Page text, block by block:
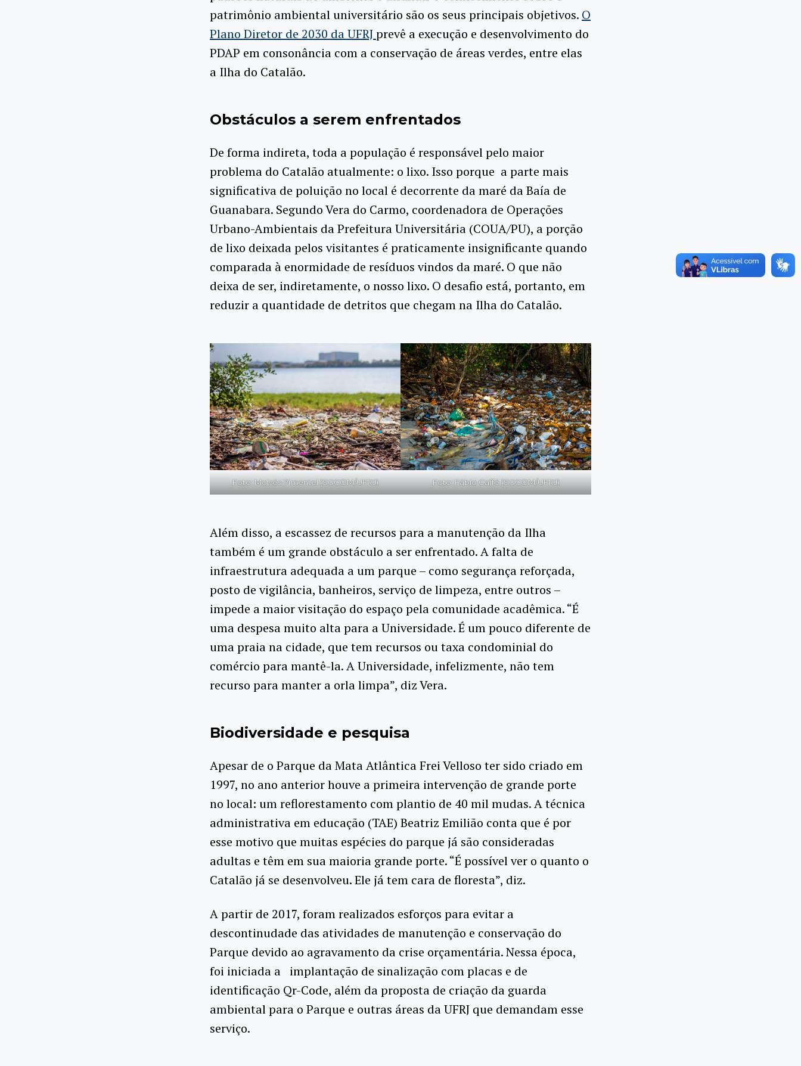
patrimônio ambiental universitário são os seus principais objetivos. O
Plano Diretor de 2030 da UFRJprevê a execução e desenvolvimento do
PDAP em consonância com a conservação de áreas verdes, entre elas
a Ilha do Catalão.
Obstáculos a serem enfrentados
De forma indireta, toda a população é responsável pelo maior
problema do Catalão atualmente: o lixo. Isso porque a parte mais
significativa de poluição no local é decorrente da maré da Baía de
Guanabara. Segundo Vera do Carmo, coordenadora de Operações
Urbano-Ambientais da Prefeitura Universitária (COUA/PU), a porção
de lixo deixada pelos visitantes é praticamente insignificante quando
comparada à enormidade de resíduos vindos da maré. O que não
deixa de ser, indiretamente, o nosso lixo. O desafio está, portanto, em
reduzir a quantidade de detritos que chegam na Ilha do Catalão.
Foto: Moisés Pimentel (SGCOM/UFRJ) Foto: Fábio Caffé (SGCOM/UFRJ)
Além disso, a escassez de recursos para a manutenção da Ilha
também é um grande obstáculo a ser enfrentado. A falta de
infraestrutura adequada a um parque – como segurança reforçada,
posto de vigilância, banheiros, serviço de limpeza, entre outros –
impede a maior visitação do espaço pela comunidade acadêmica. “É
uma despesa muito alta para a Universidade. É um pouco diferente de
uma praia na cidade, que tem recursos ou taxa condominial do
comércio para mantê-la. A Universidade, infelizmente, não tem
recurso para manter a orla limpa”, diz Vera.
Biodiversidade e pesquisa
Apesar de o Parque da Mata Atlântica Frei Velloso ter sido criado em
1997, no ano anterior houve a primeira intervenção de grande porte
no local: um reflorestamento com plantio de 40 mil mudas. A técnica
administrativa em educação (TAE) Beatriz Emilião conta que é por
esse motivo que muitas espécies do parque já são consideradas
adultas e têm em sua maioria grande porte. “É possível ver o quanto o
Catalão já se desenvolveu. Ele já tem cara de floresta”, diz.
A partir de 2017, foram realizados esforços para evitar a
descontinudade das atividades de manutenção e conservação do
Parque devido ao agravamento da crise orçamentária. Nessa época,
foi iniciada a implantação de sinalização com placas e de
identificação Qr-Code, além da proposta de criação da guarda
ambiental para o Parque e outras áreas da UFRJ que demandam esse
serviço.